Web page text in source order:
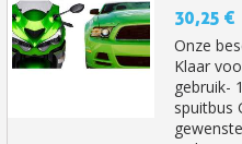
30,25 €
Onze
Klaar
gebruik-
spuitbus